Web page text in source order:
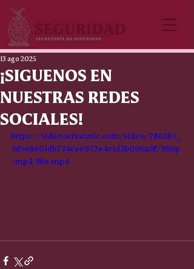
¡SIGUENOS EN
NUESTRAS REDES
SOCIALES!
13 ago 2025
https://video.wixstatic.com/video/2862b7_
3d5e8e01db734cee972e4c1d3b096a9f/360p
/mp4/file.mp4